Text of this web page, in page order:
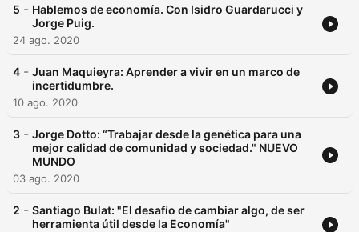
5 - Hablemos de economía. Con Isidro Guardarucci y
Jorge Puig.
24 ago. 2020
4 - Juan Maquieyra: Aprender a vivir en un marco de
incertidumbre.
10 ago. 2020
3 - Jorge Dotto: “Trabajar desde la genética para una
mejor calidad de comunidad y sociedad." NUEVO
MUNDO
03 ago. 2020
2 - Santiago Bulat: "El desafío de cambiar algo, de ser
herramienta útil desde la Economía"